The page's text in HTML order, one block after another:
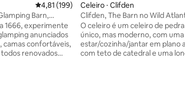
avaliações
4,81 de uma avaliação média de 5, 199
4,81 (199)
Barn,
1666, experimente
anunciados
camas confortáveis,
renovados
Celeiro ⋅ Clifden
Clifden, The Barn no Wild
O celeiro é um celeiro de
único, mas moderno, com uma
estar/cozinha/jantar em plano
com teto de catedral e uma